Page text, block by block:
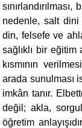
nedenle, salt dini
din, felsefe ve
sağlıklı bir eğitim
kısmının
arada sunulması
imkân tanır.
değil; akla,
öğretim